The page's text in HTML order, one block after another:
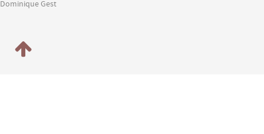
Dominique Gest